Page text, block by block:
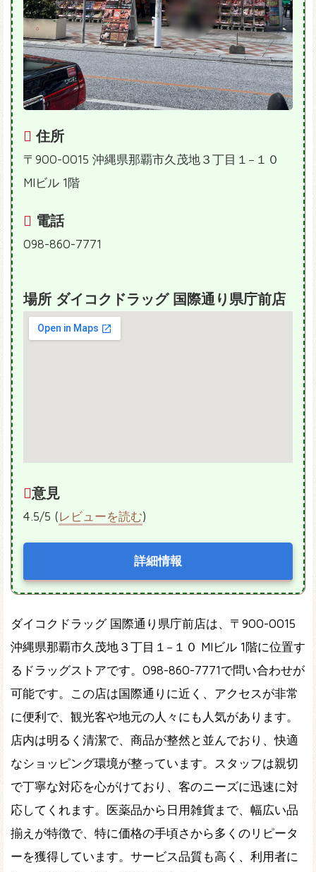
住所
〒900-0015 沖縄県那覇市久茂地３丁目１−１０
MIビル 1階
電話
098-860-7771
場所 ダイコクドラッグ 国際通り県庁前店
意見
4.5/5 (レビューを読む)
詳細情報
ダイコクドラッグ 国際通り県庁前店は、〒900-0015
沖縄県那覇市久茂地３丁目１−１０ MIビル 1階に位置す
るドラッグストアです。098-860-7771で問い合わせが
可能です。この店は国際通りに近く、アクセスが非常
に便利で、観光客や地元の人々にも人気があります。
店内は明るく清潔で、商品が整然と並んでおり、快適
なショッピング環境が整っています。スタッフは親切
で丁寧な対応を心がけており、客のニーズに迅速に対
応してくれます。医薬品から日用雑貨まで、幅広い品
揃えが特徴で、特に価格の手頃さから多くのリピータ
ーを獲得しています。サービス品質も高く、利用者に